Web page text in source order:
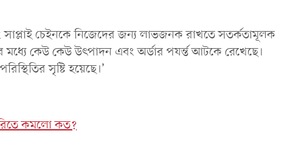
সাপ্লাই চেইনকে নিজেদের জন্য লাভজনক রাখতে সতর্কতামূলক
কেউ কেউ উৎপাদন এবং অর্ডার পযর্ন্ত আটকে রেখেছে।
সৃষ্টি হয়েছে।’
কমলো কত?